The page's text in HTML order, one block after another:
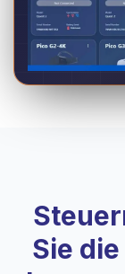
Sie